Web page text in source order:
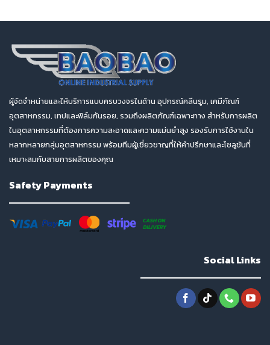
ผู้จัดจำหน่ายและให้บริการแบบครบวงจรในด้าน อุปกรณ์คลีนรูม, เคมีภัณฑ์
อุตสาหกรรม, เทปและฟิล์มกันรอย, รวมถึงผลิตภัณฑ์เฉพาะทาง สำหรับการผลิต
ในอุตสาหกรรมที่ต้องการความสะอาดและความแม่นยำสูง รองรับการใช้งานใน
หลากหลายกลุ่มอุตสาหกรรม พร้อมทีมผู้เชี่ยวชาญที่ให้คำปรึกษาและโซลูชันที่
เหมาะสมกับสายการผลิตของคุณ
Safety Payments
Social Links